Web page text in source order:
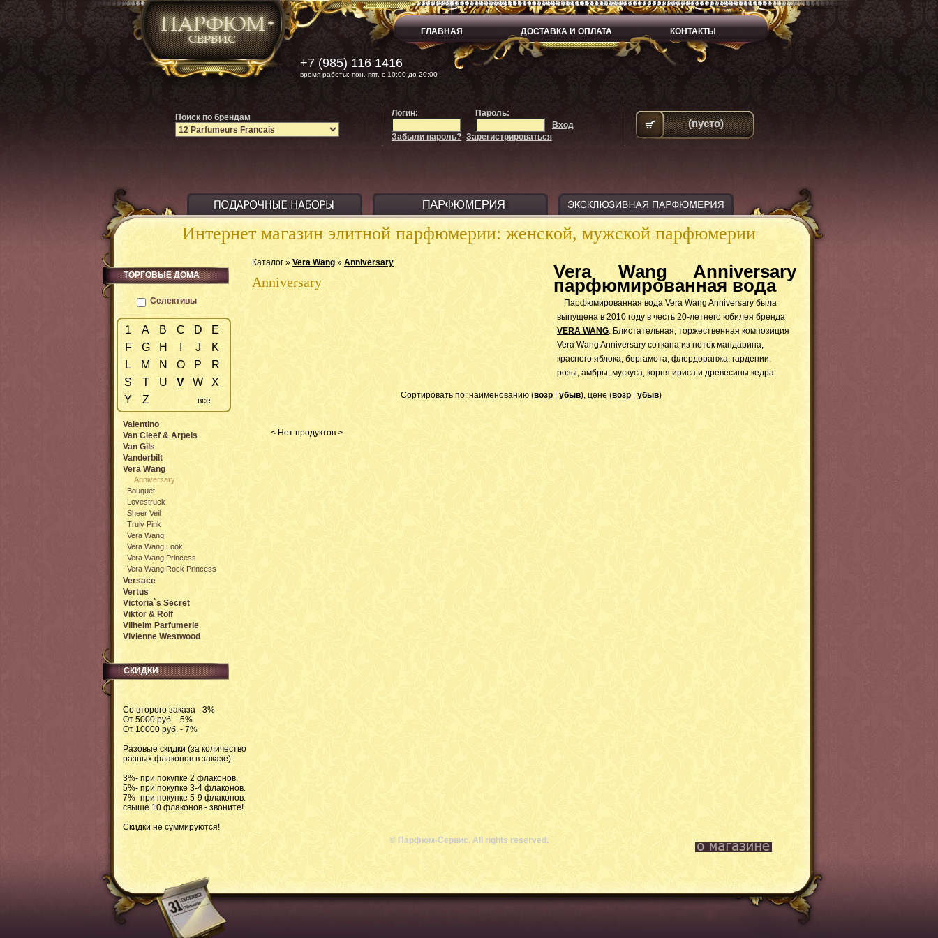
Интернет магазин элитной парфюмерии: женской, мужской парфюмерии
Каталог » Vera Wang » Anniversary
Anniversary Vera Wang Anniversary
парфюмированная вода
Парфюмированная вода Vera Wang Anniversary была
выпущена в 2010 году в честь 20-летнего юбилея бренда
VERA WANG. Блистательная, торжественная композиция
Vera Wang Anniversary соткана из ноток мандарина,
красного яблока, бергамота, флердоранжа, гардении,
розы, амбры, мускуса, корня ириса и древесины кедра.
Сортировать по: наименованию (возр убыв), цене (возр убыв)
< Нет продуктов >
ТОРГОВЫЕ ДОМА
Селективы
1 A B C D
E
F
G H J
K
L
M N O P
R
S
T U V W
X
Y
Z все
Valentino
Van Cleef & Arpels
Van Gils
Vanderbilt
Vera Wang
Anniversary
Bouquet
Lovestruck
Sheer Veil
Truly Pink
Vera Wang
Vera Wang Look
Vera Wang Princess
Vera Wang Rock Princess
Versace
Vertus
Victoria`s Secret
Viktor & Rolf
Vilhelm Parfumerie
Vivienne Westwood
СКИДКИ
Со второго заказа - 3%
От 5000 руб. - 5%
От 10000 руб. - 7%
Разовые скидки (за количество
разных флаконов в заказе):
3%- при покупке 2 флаконов.
5%- при покупке 3-4 флаконов.
7%- при покупке 5-9 флаконов.
свыше 10 флаконов - звоните!
Скидки не суммируются!
© Парфюм-Сервис. All rights reserved.
ГЛАВНАЯ ДОСТАВКА И ОПЛАТА КОНТАКТЫ
+7 (985) 116 1416
время работы: пон.-пят. с 10:00 до 20:00
Поиск по брендам Логин:
Пароль:
Вход
Забыли пароль? Зарегистрироваться
(пусто)